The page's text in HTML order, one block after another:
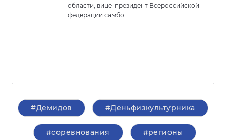
области, вице-президент Всероссийской
федерации самбо
#Демидов #Деньфизкультурника
#соревнования #регионы